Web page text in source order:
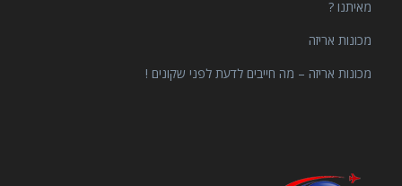
מאיתנו ?
מכונות אריזה
מכונות אריזה – מה חייבים לדעת לפני שקונים !